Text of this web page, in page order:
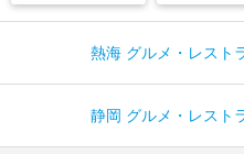
熱海 グルメ・レスト
静岡 グルメ・レスト